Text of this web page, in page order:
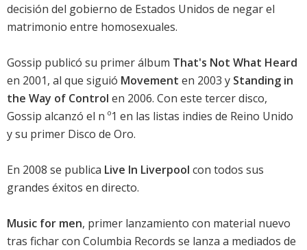
decisión del gobierno de Estados Unidos de negar el
matrimonio entre homosexuales.
Gossip publicó su primer álbum That's Not What Heard
en 2001, al que siguió Movement en 2003 y Standing in
the Way of Control en 2006. Con este tercer disco,
Gossip alcanzó el n º1 en las listas indies de Reino Unido
y su primer Disco de Oro.
En 2008 se publica Live In Liverpool con todos sus
grandes éxitos en directo.
Music for men, primer lanzamiento con material nuevo
tras fichar con Columbia Records se lanza a mediados de